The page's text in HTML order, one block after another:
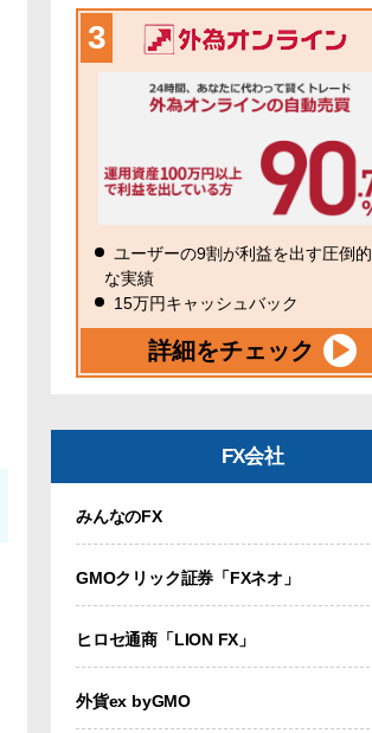
ユーザーの9割が利益を出す圧倒的
な実績
15万円キャッシュバック
詳細をチェック
FX会社
みんなのFX
GMOクリック証券「FXネオ」
ヒロセ通商「LION FX」
外貨ex byGMO